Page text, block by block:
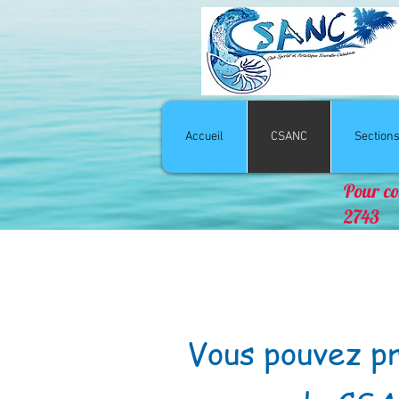
Accueil CSANC
Pour
2743
Vous pouvez